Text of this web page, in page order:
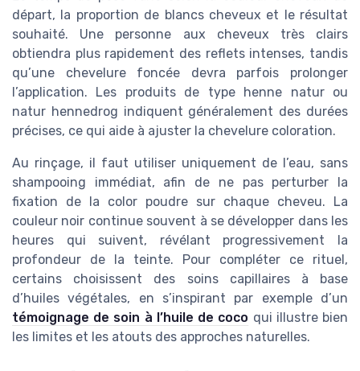
départ, la proportion de blancs cheveux et le résultat
souhaité. Une personne aux cheveux très clairs
obtiendra plus rapidement des reflets intenses, tandis
qu’une chevelure foncée devra parfois prolonger
l’application. Les produits de type henne natur ou
natur hennedrog indiquent généralement des durées
précises, ce qui aide à ajuster la chevelure coloration.
Au rinçage, il faut utiliser uniquement de l’eau, sans
shampooing immédiat, afin de ne pas perturber la
fixation de la color poudre sur chaque cheveu. La
couleur noir continue souvent à se développer dans les
heures qui suivent, révélant progressivement la
profondeur de la teinte. Pour compléter ce rituel,
certains choisissent des soins capillaires à base
d’huiles végétales, en s’inspirant par exemple d’un
témoignage de soin à l’huile de coco qui illustre bien
les limites et les atouts des approches naturelles.